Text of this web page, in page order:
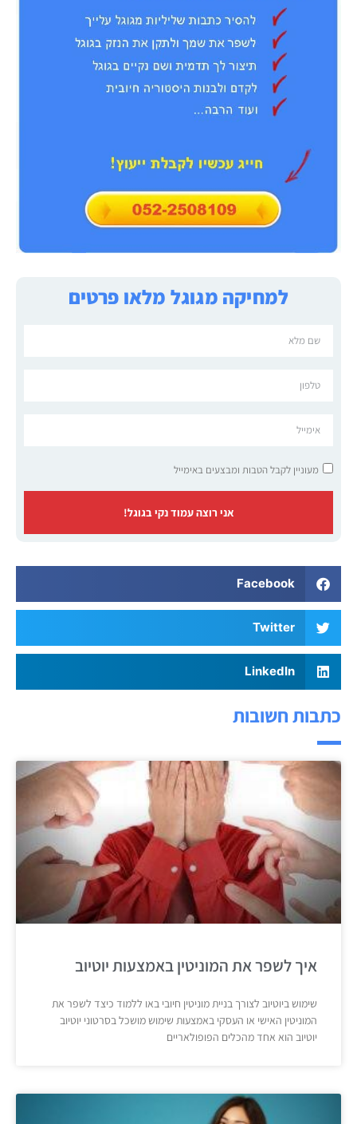
למחיקה מגוגל מלאו פרטים
מעוניין לקבל הטבות ומבצעים באימייל
אני רוצה עמוד נקי בגוגל!
Facebook
Twitter
LinkedIn
כתבות חשובות
איך לשפר את המוניטין באמצעות יוטיוב
שימוש ביוטיוב לצורך בניית מוניטין חיובי באו ללמוד כיצד לשפר את
המוניטין האישי או העסקי באמצעות שימוש מושכל בסרטוני יוטיוב
יוטיוב הוא אחד מהכלים הפופולאריים